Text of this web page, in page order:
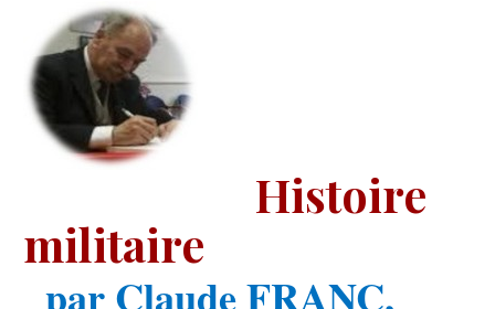
Histoire
militaire
par Claude FRANC,